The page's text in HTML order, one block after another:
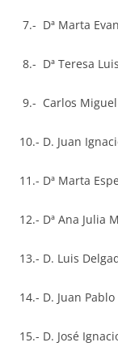
7.- Dª Marta
8.- Dª Teresa
9.- Carlos
10.- D. Juan
11.- Dª Marta
12.- Dª Ana Julia
13.- D. Luis
14.- D. Juan
15.- D. José